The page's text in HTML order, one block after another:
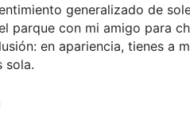
generalizado de
parque con mi amigo para
en apariencia, tienes a
sola.